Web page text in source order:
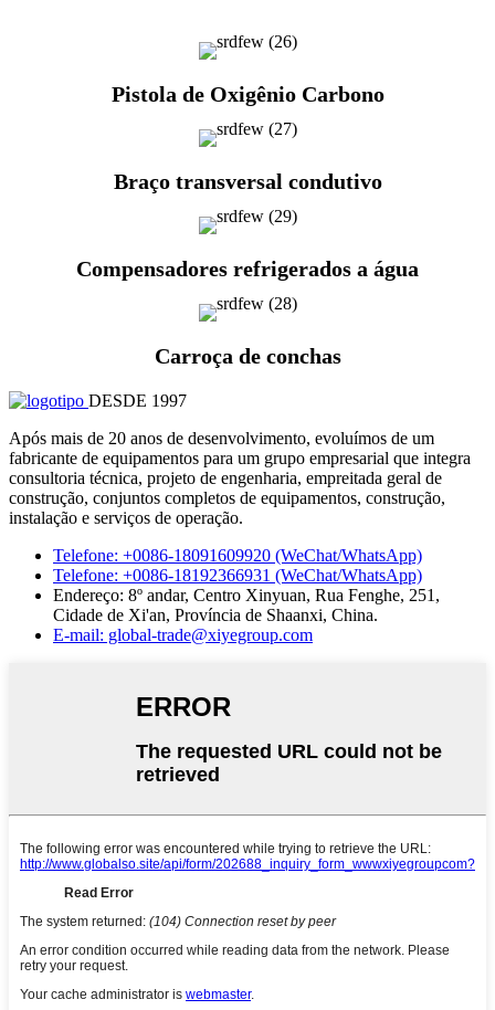
Pistola de Oxigênio Carbono
Braço transversal condutivo
Compensadores refrigerados a água
Carroça de conchas
DESDE 1997
Após mais de 20 anos de desenvolvimento, evoluímos de um
fabricante de equipamentos para um grupo empresarial que integra
consultoria técnica, projeto de engenharia, empreitada geral de
construção, conjuntos completos de equipamentos, construção,
instalação e serviços de operação.
Telefone: +0086-18091609920 (WeChat/WhatsApp)
Telefone: +0086-18192366931 (WeChat/WhatsApp)
Endereço: 8º andar, Centro Xinyuan, Rua Fenghe, 251,
Cidade de Xi'an, Província de Shaanxi, China.
E-mail: global-trade@xiyegroup.com